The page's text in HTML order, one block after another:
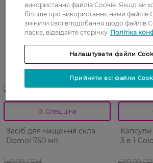
27 07 - 23 08
0_Спец.ціна
Засіб для чищення скла
Domol 750 мл
27 07 -
3 в 1
використання файлів Cookie. Якщо ви
більше про використання нами файлів
змінити свої вподобання щодо файлів
ласка, відвідайте сторінку Політіка
Налаштувати файли
Прийняти всі файли